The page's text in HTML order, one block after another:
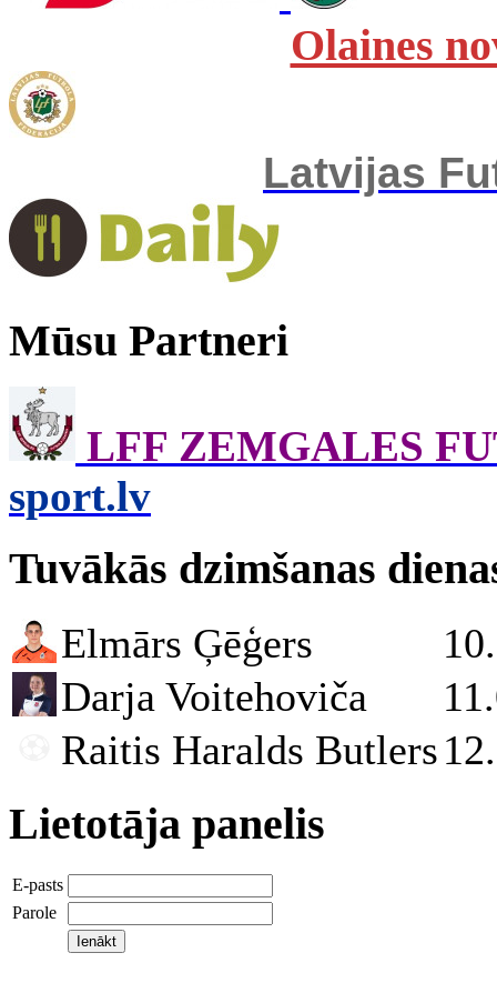
Olaines
Latvijas
Mūsu Partneri
LFF ZEMGALES
sport.lv
Tuvākās dzimšanas
Elmārs Ģēģers
Darja Voitehoviča
Raitis Haralds Butlers
Lietotāja panelis
E-pasts
Parole